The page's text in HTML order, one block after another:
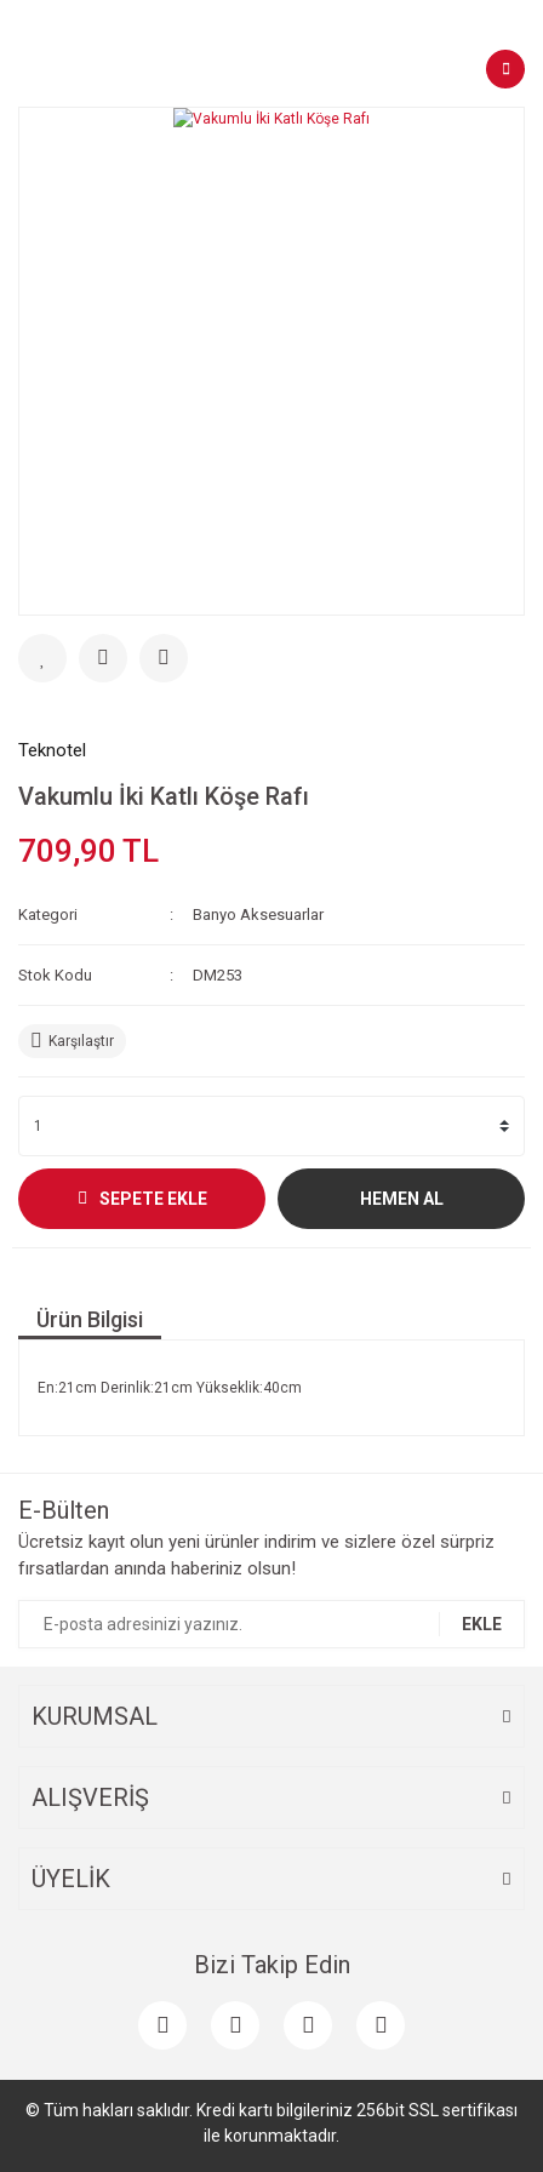
Teknotel
Vakumlu İki Katlı Köşe Rafı
709,90 TL
Kategori Banyo Aksesuarlar
Stok Kodu DM253
Karşılaştır
SEPETE EKLE HEMEN AL
Ürün Bilgisi
En:21cm Derinlik:21cm Yükseklik:40cm
E-Bülten
Ücretsiz kayıt olun yeni ürünler indirim ve sizlere özel sürpriz
fırsatlardan anında haberiniz olsun!
EKLE
KURUMSAL
ALIŞVERİŞ
ÜYELİK
Bizi Takip Edin
© Tüm hakları saklıdır. Kredi kartı bilgileriniz 256bit SSL sertifikası
ile korunmaktadır.